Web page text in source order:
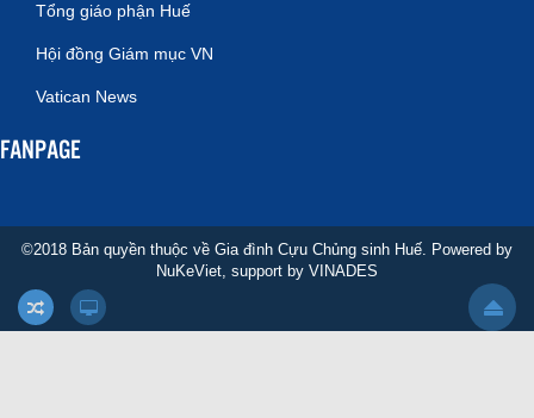
Tổng giáo phận Huế
Hội đồng Giám mục VN
Vatican News
FANPAGE
©2018 Bản quyền thuộc về Gia đình Cựu Chủng sinh Huế. Powered by
NuKeViet , support by VINADES